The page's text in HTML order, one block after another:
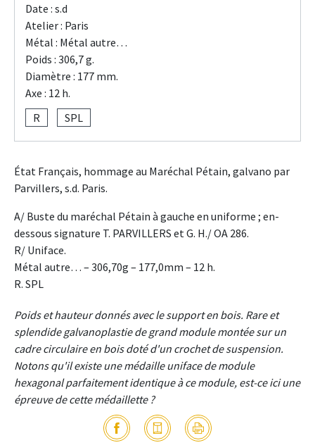
Date : s.d
Atelier : Paris
Métal : Métal autre…
Poids : 306,7 g.
Diamètre : 177 mm.
Axe : 12 h.
R
SPL
État Français, hommage au Maréchal Pétain, galvano par
Parvillers, s.d. Paris.
A/ Buste du maréchal Pétain à gauche en uniforme ; en-
dessous signature T. PARVILLERS et G. H./ OA 286.
R/ Uniface.
Métal autre… – 306,70g – 177,0mm – 12 h.
R. SPL
Poids et hauteur donnés avec le support en bois. Rare et
splendide galvanoplastie de grand module montée sur un
cadre circulaire en bois doté d'un crochet de suspension.
Notons qu'il existe une médaille uniface de module
hexagonal parfaitement identique à ce module, est-ce ici une
épreuve de cette médaillette ?